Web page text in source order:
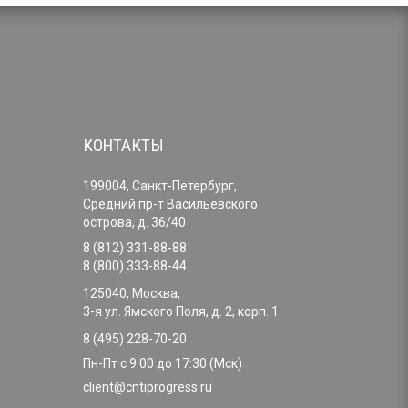
КОНТАКТЫ
199004, Санкт-Петербург,
Средний пр-т Васильевского
острова, д. 36/40
8 (812) 331-88-88
8 (800) 333-88-44
125040, Москва,
3-я ул. Ямского Поля, д. 2, корп. 1
8 (495) 228-70-20
Пн-Пт с 9:00 до 17:30 (Мск)
client@cntiprogress.ru